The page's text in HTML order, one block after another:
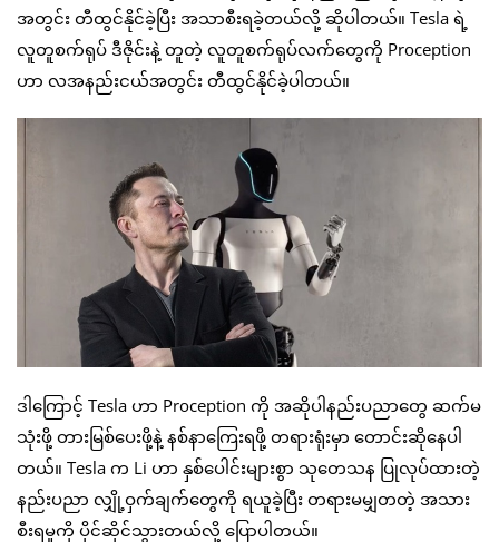
အတွင်း တီထွင်နိုင်ခဲ့ပြီး အသာစီးရခဲ့တယ်လို့ ဆိုပါတယ်။ Tesla ရဲ့
လူတူစက်ရုပ် ဒီဇိုင်းနဲ့ တူတဲ့ လူတူစက်ရုပ်လက်တွေကို Proception
ဟာ လအနည်းငယ်အတွင်း တီထွင်နိုင်ခဲ့ပါတယ်။
ဒါကြောင့် Tesla ဟာ Proception ကို အဆိုပါနည်းပညာတွေ ဆက်မ
သုံးဖို့ တားမြစ်ပေးဖို့နဲ့ နစ်နာကြေးရဖို့ တရားရုံးမှာ တောင်းဆိုနေပါ
တယ်။ Tesla က Li ဟာ နှစ်ပေါင်းများစွာ သုတေသန ပြုလုပ်ထားတဲ့
နည်းပညာ လျှို့ဝှက်ချက်တွေကို ရယူခဲ့ပြီး တရားမမျှတတဲ့ အသား
စီးရမှုကို ပိုင်ဆိုင်သွားတယ်လို့ ပြောပါတယ်။